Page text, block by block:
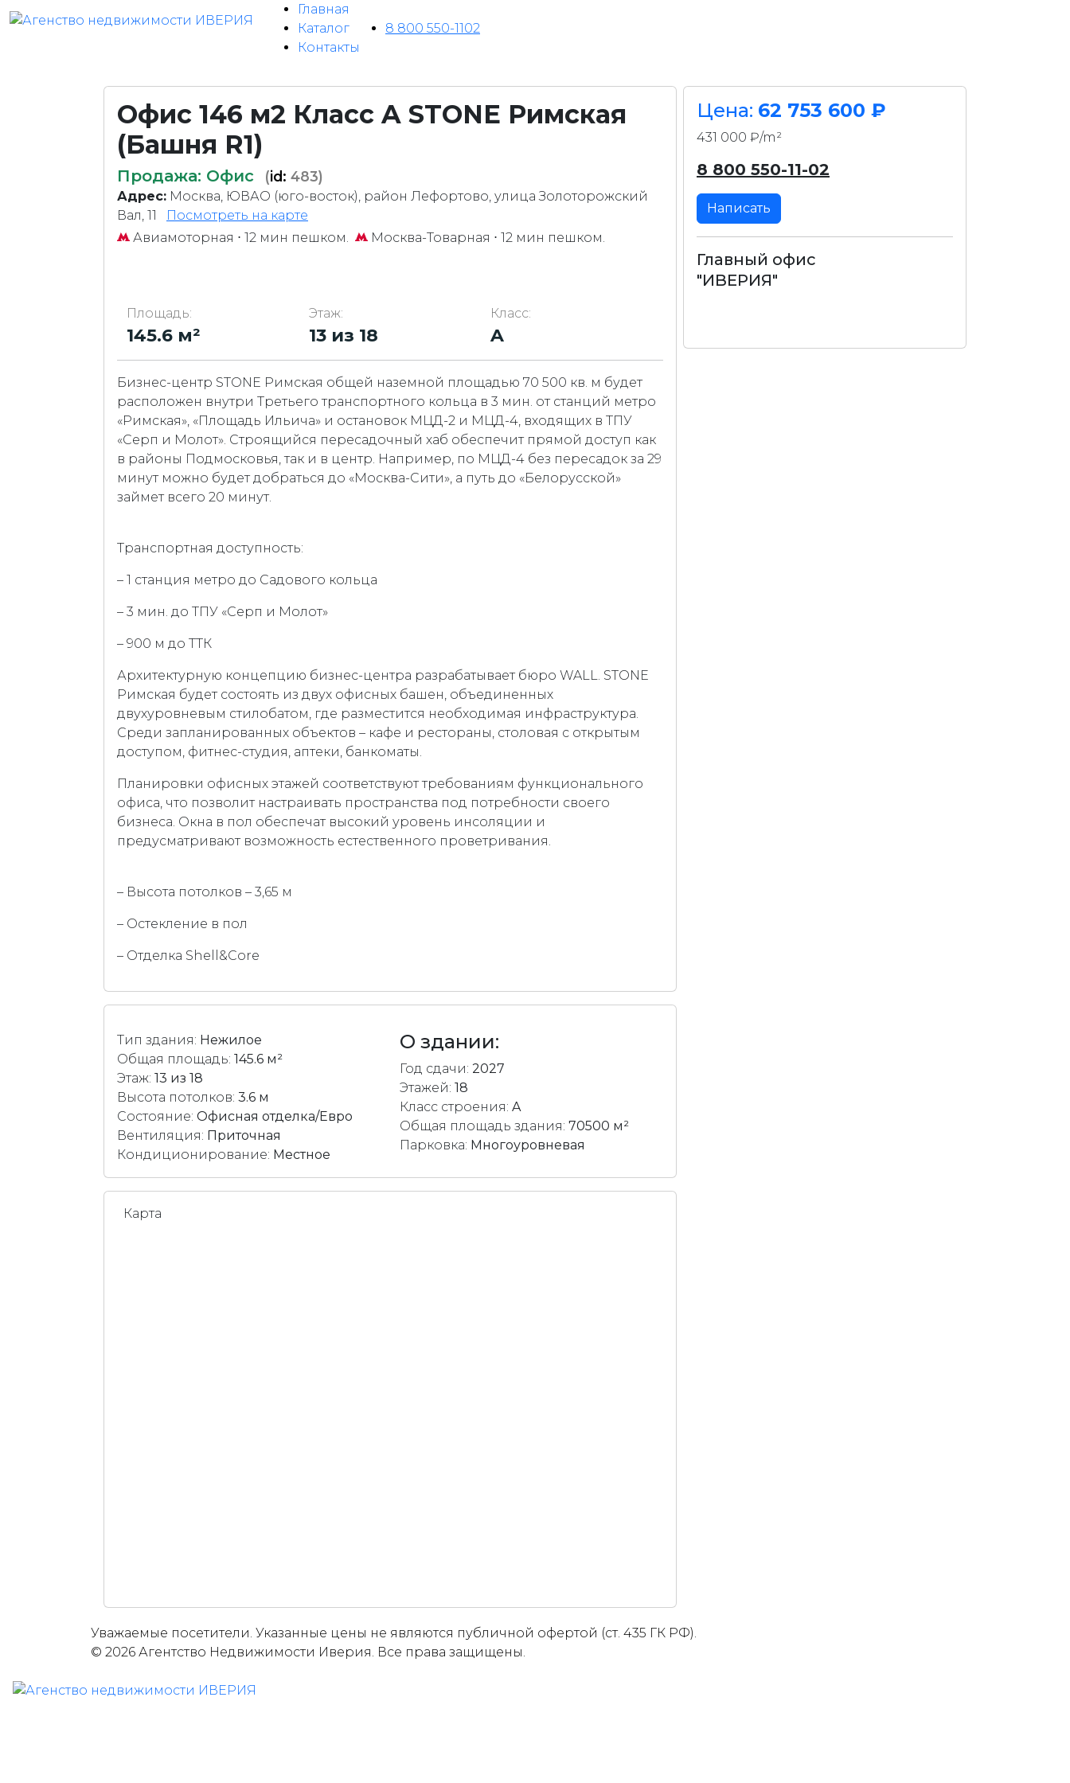
Главная
Каталог
Контакты
8 800 550-1102
Офис 146 м2 Класс A STONE Римская
(Башня R1)
Продажа: Офис (id: 483)
Адрес: Москва, ЮВАО (юго-восток), район Лефортово, улица Золоторожский
Вал, 11
Посмотреть на карте
Авиамоторная ⋅ 12 мин пешком. Москва-Товарная ⋅ 12 мин пешком.
Площадь:
145.6 м²
Этаж:
13 из 18
Класс:
A
Бизнес-центр STONE Римская общей наземной площадью 70 500 кв. м будет
расположен внутри Третьего транспортного кольца в 3 мин. от станций метро
«Римская», «Площадь Ильича» и остановок МЦД-2 и МЦД-4, входящих в ТПУ
«Серп и Молот». Строящийся пересадочный хаб обеспечит прямой доступ как
в районы Подмосковья, так и в центр. Например, по МЦД-4 без пересадок за 29
минут можно будет добраться до «Москва-Сити», а путь до «Белорусской»
займет всего 20 минут.
Транспортная доступность:
– 1 станция метро до Садового кольца
– 3 мин. до ТПУ «Серп и Молот»
– 900 м до ТТК
Архитектурную концепцию бизнес-центра разрабатывает бюро WALL. STONE
Римская будет состоять из двух офисных башен, объединенных
двухуровневым стилобатом, где разместится необходимая инфраструктура.
Среди запланированных объектов – кафе и рестораны, столовая с открытым
доступом, фитнес-студия, аптеки, банкоматы.
Планировки офисных этажей соответствуют требованиям функционального
офиса, что позволит настраивать пространства под потребности своего
бизнеса. Окна в пол обеспечат высокий уровень инсоляции и
предусматривают возможность естественного проветривания.
– Высота потолков – 3,65 м
– Остекление в пол
– Отделка Shell&Core
Тип здания: Нежилое
Общая площадь: 145.6 м²
Этаж: 13 из 18
Высота потолков: 3.6 м
Состояние: Офисная отделка/Евро
Вентиляция: Приточная
Кондиционирование: Местное
О здании:
Год сдачи: 2027
Этажей: 18
Класс строения: A
Общая площадь здания: 70500 м²
Парковка: Многоуровневая
Карта
Цена: 62 753 600 ₽
431 000 ₽/m²
8 800 550-11-02
Написать
Главный офис
"ИВЕРИЯ"
Уважаемые посетители. Указанные цены не являются публичной офертой (ст. 435 ГК РФ).
© 2026 Агентство Недвижимости Иверия. Все права защищены.